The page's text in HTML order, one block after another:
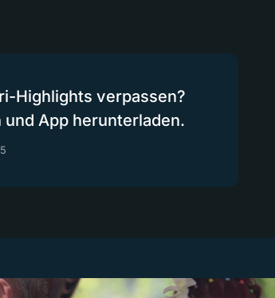
Highlights verpassen?
App herunterladen.